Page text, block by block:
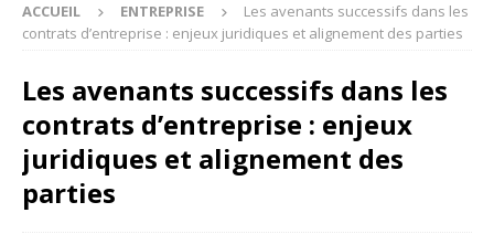
ACCUEIL ENTREPRISE
Les avenants successifs dans les
contrats d’entreprise : enjeux juridiques et alignement des parties
Les avenants successifs dans les
contrats d’entreprise : enjeux
juridiques et alignement des
parties